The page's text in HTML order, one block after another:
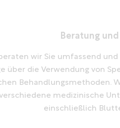
Beratung
beraten wir Sie umfassend
über die Verwendung von
Behandlungsmethoden.
medizinische
einschließlich